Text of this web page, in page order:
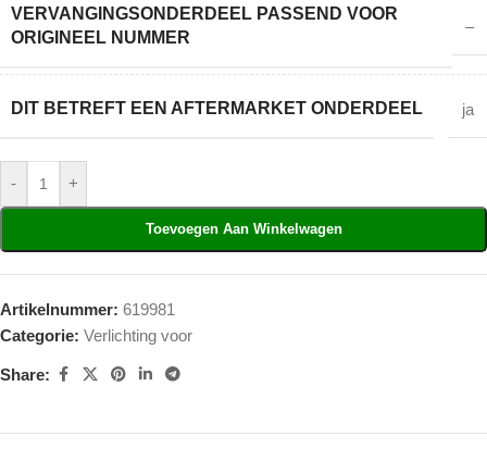
VERVANGINGSONDERDEEL PASSEND VOOR
ORIGINEEL NUMMER
–
DIT BETREFT EEN AFTERMARKET ONDERDEEL ja
- +
Toevoegen Aan Winkelwagen
Artikelnummer: 619981
Categorie: Verlichting voor
Share: